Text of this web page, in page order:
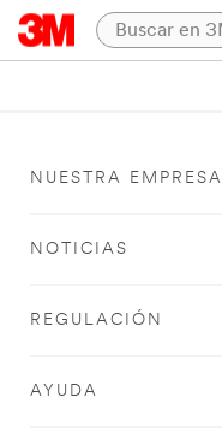
NUESTRA EMPRESA
NOTICIAS
REGULACIÓN
AYUDA